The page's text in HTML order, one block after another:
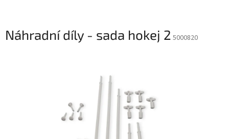
Náhradní díly - sada hokej 2 5000820